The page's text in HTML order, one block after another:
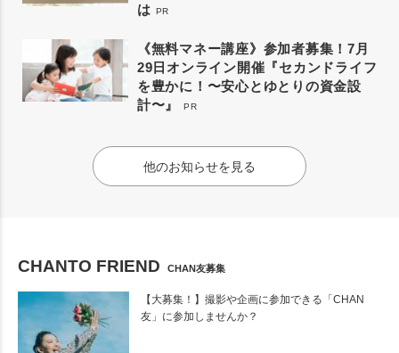
は PR
《無料マネー講座》参加者募集！7月
29日オンライン開催『セカンドライフ
を豊かに！〜安心とゆとりの資金設
計〜』
PR
他のお知らせを見る
CHANTO FRIEND CHAN友募集
【大募集！】撮影や企画に参加できる「CHAN
友」に参加しませんか？